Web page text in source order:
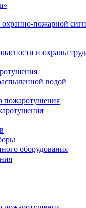
охранно-пожарной
и охраны
водой
пожаротушения
оборудования